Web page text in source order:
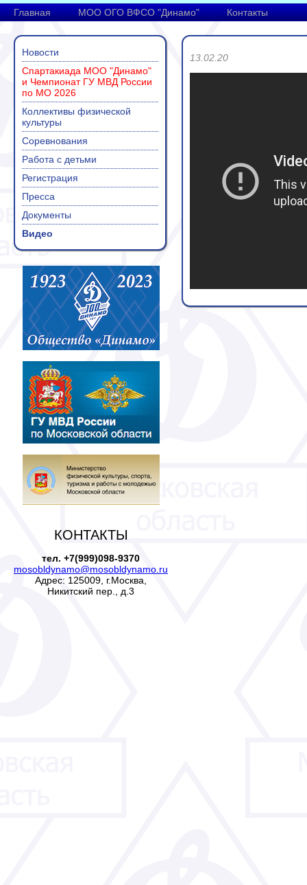
Главная МОО ОГО ВФСО "Динамо" Контакты
Новости
Спартакиада МОО "Динамо"
и Чемпионат ГУ МВД России
по МО 2026
Коллективы физической
культуры
Соревнования
Работа с детьми
Регистрация
Пресса
Документы
Видео
КОНТАКТЫ
тел. +7(999)098-9370
mosobldynamo@mosobldynamo.ru
Адрес: 125009, г.Москва,
Никитский пер., д.3
13.02.20